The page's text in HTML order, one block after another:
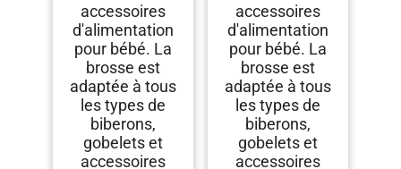
accessoires
d'alimentation
pour bébé. La
brosse est
adaptée à tous
les types de
biberons,
gobelets et
accessoires
accessoires
d'alimentation
pour bébé. La
brosse est
adaptée à tous
les types de
biberons,
gobelets et
accessoires